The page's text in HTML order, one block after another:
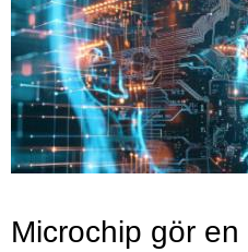
Microchip gör